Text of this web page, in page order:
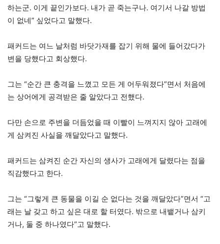
하는군. 이게 끝인가보다. 내가 곧 죽는구나. 여기서 나갈 방법
이 없네” 싶었다고 말했다.
패커드는 여느 날처럼 바닷가재를 잡기 위해 물에 들어갔다가
변을 당했다고 회상했다.
그는 “순간 큰 충격을 느꼈고 모든 게 어두워졌다”면서 처음에
는 상어에게 공격받은 줄 알았다고 전했다.
다만 손으로 주변을 더듬었을 때 이빨이 느껴지지 않아 고래에
게 삼켜진 사실을 깨달았다고 말했다.
패커드는 삼켜진 순간 자신의 생사가 고래에게 달렸다는 점을
직감했다고 한다.
그는 “그렇게 큰 동물을 이길 순 없다는 것을 깨달았다”면서 “고
래는 날 갖고 하고 싶은 대로 할 터였다. 밖으로 내뱉거나 삼키
거나, 둘 중 하나였다”고 말했다.